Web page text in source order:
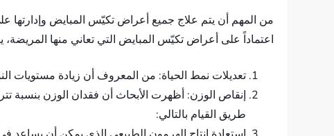
من المهم أن يتم علاج جميع أعراض تكيّس المبايض وإدارتها
اعتماداً على أعراض تكيّس المبايض التي تعاني منها
تعديلات نمط الحياة: من المعروف أن زيادة مستويات
طريق القيام بالتالي: